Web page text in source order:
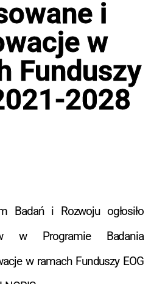
i
w
Funduszy
2028
Badań i Rozwoju ogłosiło
w Programie Badania
w ramach Funduszy EOG